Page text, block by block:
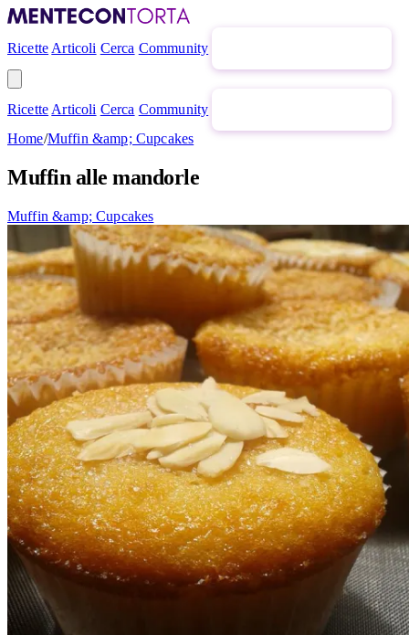
Ricette Articoli Cerca Community
Ricette Articoli Cerca Community
Home/Muffin &amp; Cupcakes
Muffin alle mandorle
Muffin &amp; Cupcakes